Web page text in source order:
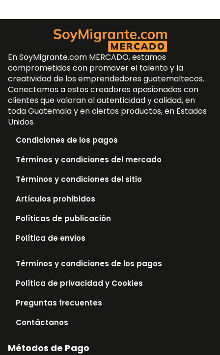
En SoyMigrante.com MERCADO, estamos
comprometidos con promover el talento y la
creatividad de los emprendedores guatemaltecos.
Conectamos a estos creadores apasionados con
clientes que valoran al autenticidad y calidad, en
toda Guatemala y en ciertos productos, en Estados
Unidos.
Condiciones de los pagos
Términos y condiciones del mercado
Términos y condiciones del sitio
Artículos prohibidos
Políticas de publicación
Política de envios
Términos y condiciones de los pagos
Política de privacidad y Cookies
Preguntas frecuentes
Contáctanos
Métodos de Pago